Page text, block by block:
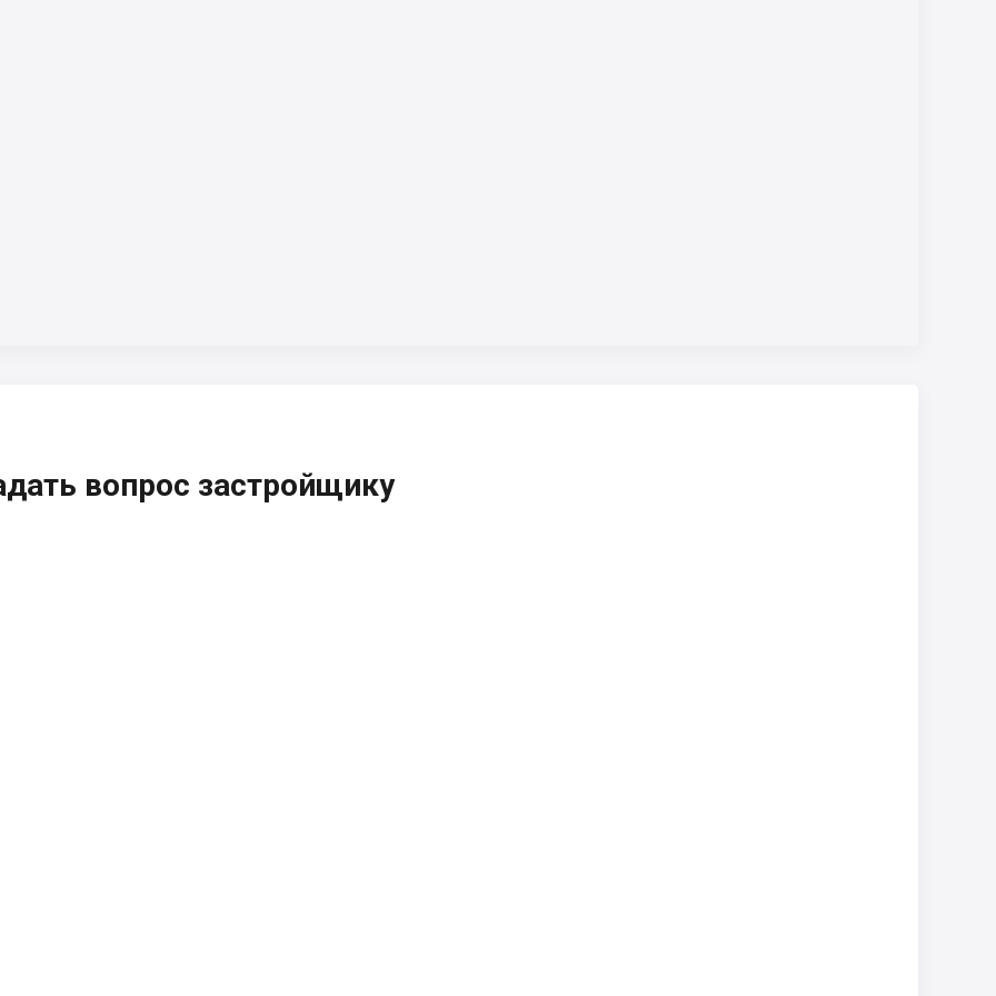
вопрос застройщику